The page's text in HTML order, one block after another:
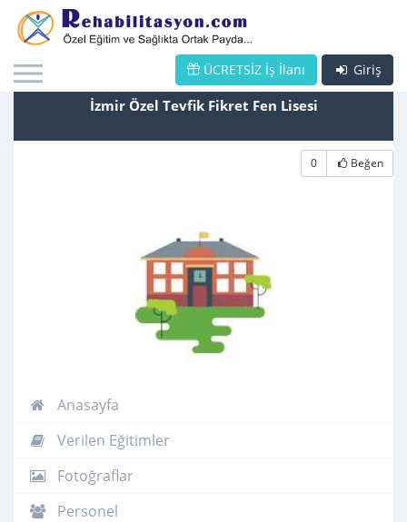
Giriş
ÜCRETSİZ İş İlanı
İzmir Özel Tevfik Fikret Fen Lisesi
0 Beğen
Anasayfa
Verilen Eğitimler
Fotoğraflar
Personel